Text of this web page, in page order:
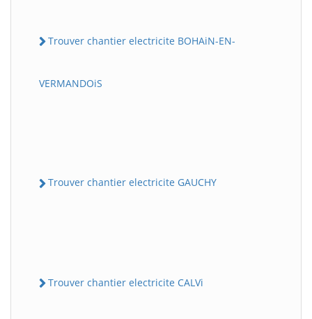
Trouver chantier electricite BOHAiN-EN-
VERMANDOiS
Trouver chantier electricite GAUCHY
Trouver chantier electricite CALVi